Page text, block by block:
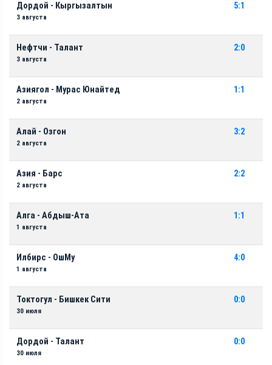
Дордой - Кыргызалтын
3 августа
5:1
Нефтчи - Талант
3 августа
2:0
Азиягол - Мурас Юнайтед
2 августа
1:1
Алай - Озгон
2 августа
3:2
Азия - Барс
2 августа
2:2
Алга - Абдыш-Ата
1 августа
1:1
Илбирс - ОшМу
1 августа
4:0
Токтогул - Бишкек Сити
30 июля
0:0
Дордой - Талант
30 июля
0:0